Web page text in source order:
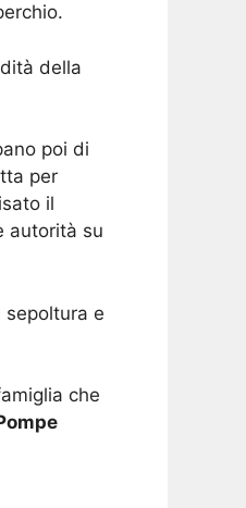
della
poi di
per
il
autorità su
sepoltura e
che